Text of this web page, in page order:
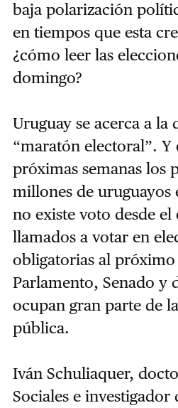
baja polarización
en tiempos que esta
¿cómo leer las
domingo?
Uruguay se acerca a la
“maratón electoral”. Y
próximas semanas los
millones de uruguayos
no existe voto desde el
llamados a votar en
obligatorias al
Parlamento, Senado y
ocupan gran parte de
pública.
Iván Schuliaquer,
Sociales e investigador